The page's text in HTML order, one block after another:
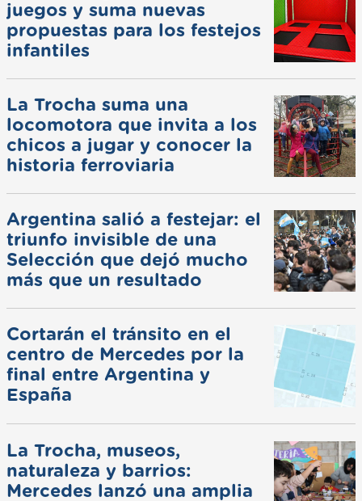
juegos y suma nuevas
propuestas para los festejos
infantiles
La Trocha suma una
locomotora que invita a los
chicos a jugar y conocer la
historia ferroviaria
Argentina salió a festejar: el
triunfo invisible de una
Selección que dejó mucho
más que un resultado
Cortarán el tránsito en el
centro de Mercedes por la
final entre Argentina y
España
La Trocha, museos,
naturaleza y barrios:
Mercedes lanzó una amplia